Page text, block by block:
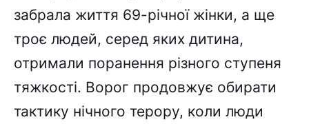
забрала життя 69-річної жінки, а ще
троє людей, серед яких дитина,
отримали поранення різного ступеня
тяжкості. Ворог продовжує обирати
тактику нічного терору, коли люди